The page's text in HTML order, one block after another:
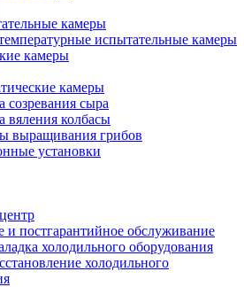
камеры
испытательные камеры
камеры
камеры
созревания сыра
вяления колбасы
выращивания грибов
установки
и постгарантийное обслуживание
холодильного оборудования
холодильного